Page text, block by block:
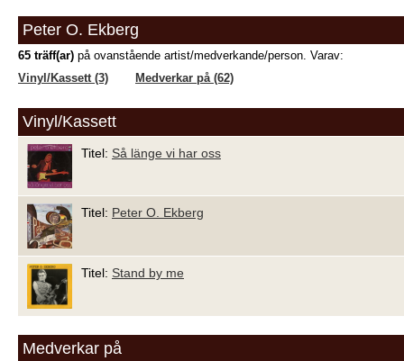
Peter O. Ekberg
65 träff(ar) på ovanstående artist/medverkande/person. Varav:
Vinyl/Kassett (3)
Medverkar på (62)
Vinyl/Kassett
Titel: Så länge vi har oss
Titel: Peter O. Ekberg
Titel: Stand by me
Medverkar på